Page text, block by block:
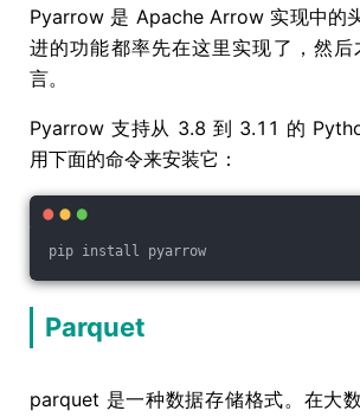
Pyarrow 是 Apache Arrow 实现中的
进的功能都率先在这里实现了，然
言。
Pyarrow 支持从 3.8 到 3.11 的
用下面的命令来安装它：
pip install pyarrow
Parquet
parquet 是一种数据存储格式。在大